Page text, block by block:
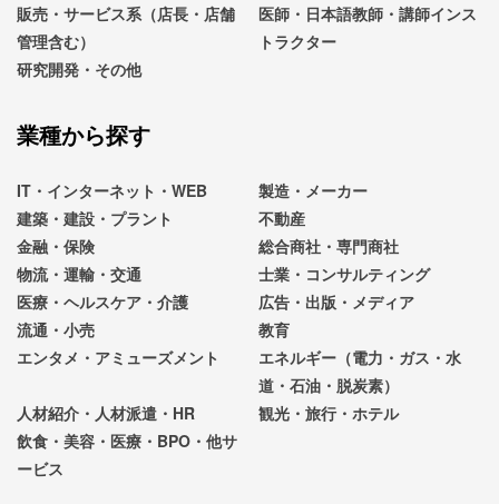
販売・サービス系（店長・店舗
管理含む）
医師・日本語教師・講師インス
トラクター
研究開発・その他
業種から探す
IT・インターネット・WEB
製造・メーカー
建築・建設・プラント
不動産
金融・保険
総合商社・専門商社
物流・運輸・交通
士業・コンサルティング
医療・ヘルスケア・介護
広告・出版・メディア
流通・小売
教育
エンタメ・アミューズメント
エネルギー（電力・ガス・水
道・石油・脱炭素）
人材紹介・人材派遣・HR
観光・旅行・ホテル
飲食・美容・医療・BPO・他サ
ービス